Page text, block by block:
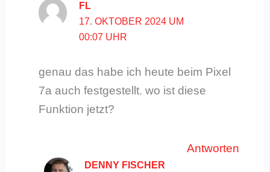
FL
17. OKTOBER 2024 UM
00:07 UHR
genau das habe ich heute beim Pixel
7a auch festgestellt. wo ist diese
Funktion jetzt?
Antworten
DENNY FISCHER